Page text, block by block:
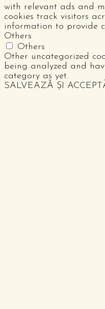
with relevant ads and
cookies track visitors
information to provide
Others
Others
Other uncategorized
being analyzed and
category as yet.
SALVEAZĂ ȘI